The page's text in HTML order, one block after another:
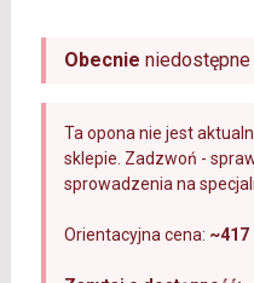
Obecnie niedostępne
Ta opona nie jest
sklepie. Zadzwoń -
sprowadzenia na
Orientacyjna cena: ~417